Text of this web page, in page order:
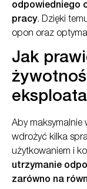
odpowiedniego
pracy. Dzięki
opon oraz
Jak
Aby maksymalnie
wdrożyć kilka
użytkowaniem i
utrzymanie
zarówno na